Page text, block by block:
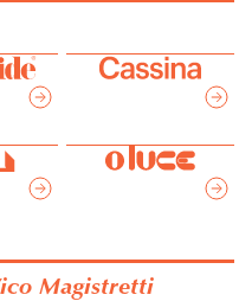
Magistretti